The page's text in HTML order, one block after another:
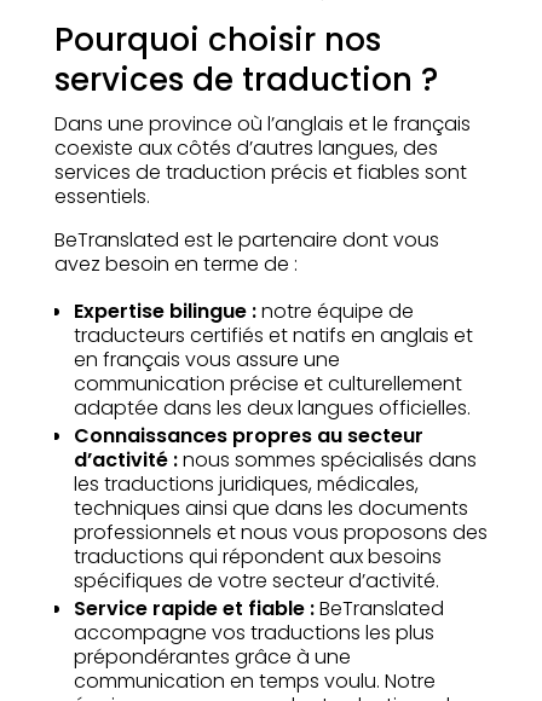
Pourquoi choisir nos
services de traduction ?
Dans une province où l’anglais et le français
coexiste aux côtés d’autres langues, des
services de traduction précis et fiables sont
essentiels.
BeTranslated est le partenaire dont vous
avez besoin en terme de :
Expertise bilingue :notre équipe de
traducteurs certifiés et natifs en anglais et
en français vous assure une
communication précise et culturellement
adaptée dans les deux langues officielles.
Connaissances propres au secteur
d’activité :nous sommes spécialisés dans
les traductions juridiques, médicales,
techniques ainsi que dans les documents
professionnels et nous vous proposons des
traductions qui répondent aux besoins
spécifiques de votre secteur d’activité.
Service rapide et fiable :BeTranslated
accompagne vos traductions les plus
prépondérantes grâce à une
communication en temps voulu. Notre